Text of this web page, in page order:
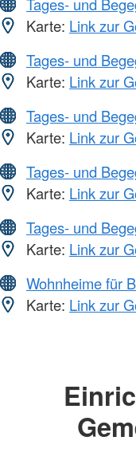
Tages- und
Karte: Link zur
Tages- und
Karte: Link zur
Tages- und
Karte: Link zur
Tages- und
Karte: Link zur
Tages- und
Karte: Link zur
Wohnheime für
Karte: Link zur